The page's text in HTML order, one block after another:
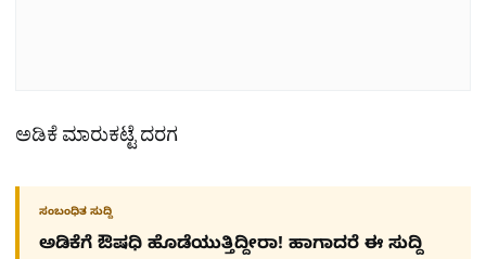
ಅಡಿಕೆ ಮಾರುಕಟ್ಟೆ ದರಗ
ಸಂಬಂಧಿತ ಸುದ್ದಿ
ಅಡಿಕೆಗೆ ಔಷಧಿ ಹೊಡೆಯುತ್ತಿದ್ದೀರಾ! ಹಾಗಾದರೆ ಈ ಸುದ್ದಿ